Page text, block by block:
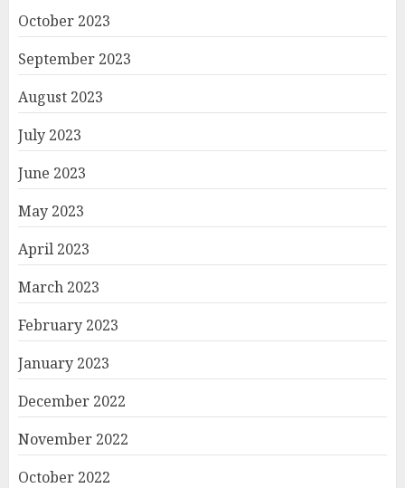
October 2023
September 2023
August 2023
July 2023
June 2023
May 2023
April 2023
March 2023
February 2023
January 2023
December 2022
November 2022
October 2022